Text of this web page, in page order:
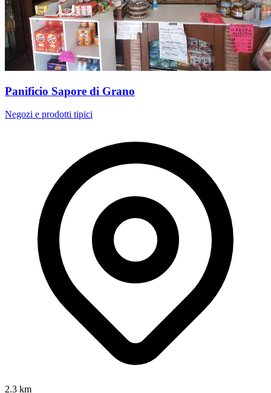
Panificio Sapore di Grano
Negozi e prodotti tipici
2.3 km